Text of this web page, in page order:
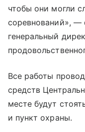
чтобы они могли
соревнований», —
генеральный
Все работы
средств
месте будут
и пункт охраны.